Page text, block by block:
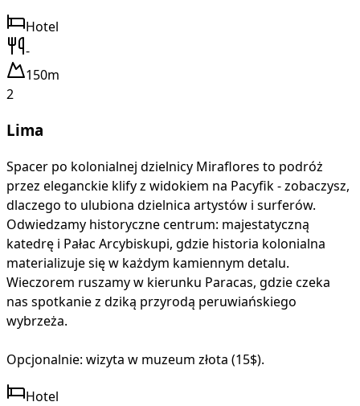
Hotel
-
150m
2
Lima
Spacer po kolonialnej dzielnicy Miraflores to podróż
przez eleganckie klify z widokiem na Pacyfik - zobaczysz,
dlaczego to ulubiona dzielnica artystów i surferów.
Odwiedzamy historyczne centrum: majestatyczną
katedrę i Pałac Arcybiskupi, gdzie historia kolonialna
materializuje się w każdym kamiennym detalu.
Wieczorem ruszamy w kierunku Paracas, gdzie czeka
nas spotkanie z dziką przyrodą peruwiańskiego
wybrzeża.
Opcjonalnie: wizyta w muzeum złota (15$).
Hotel